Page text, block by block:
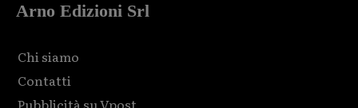
Arno Edizioni Srl
Chi siamo
Contatti